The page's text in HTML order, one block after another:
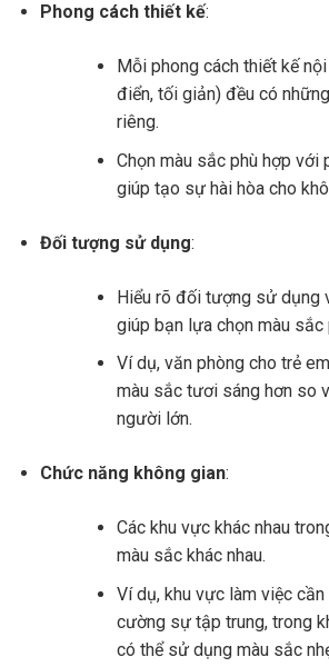
Phong cách thiết kế:
Mỗi phong cách thiết kế
điển, tối giản) đều có
riêng.
Chọn màu sắc phù hợp với
giúp tạo sự hài hòa cho
Đối tượng sử dụng:
Hiểu rõ đối tượng sử dụng
giúp bạn lựa chọn màu sắc
Ví dụ, văn phòng cho trẻ
màu sắc tươi sáng hơn so
người lớn.
Chức năng không gian:
Các khu vực khác nhau
màu sắc khác nhau.
Ví dụ, khu vực làm việc
cường sự tập trung, trong
có thể sử dụng màu sắc